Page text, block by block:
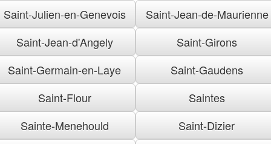
Saint-Julien-en-Genevois
Saint-Jean-de-Maurienne
Saint-Jean-d'Angely
Saint-Girons
Saint-Germain-en-Laye
Saint-Gaudens
Saint-Flour
Saintes
Sainte-Menehould
Saint-Dizier